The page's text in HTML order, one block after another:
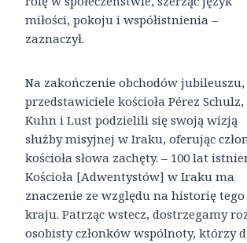
miłości, pokoju i współistnienia –
zaznaczył.
Na zakończenie obchodów jubileuszu,
przedstawiciele kościoła Pérez Schulz,
Kuhn i Lust podzielili się swoją wizją
służby misyjnej w Iraku, oferując
kościoła słowa zachęty. – 100 lat
Kościoła [Adwentystów] w Iraku ma
znaczenie ze względu na historię tego
kraju. Patrząc wstecz, dostrzegamy
osobisty członków wspólnoty, którzy